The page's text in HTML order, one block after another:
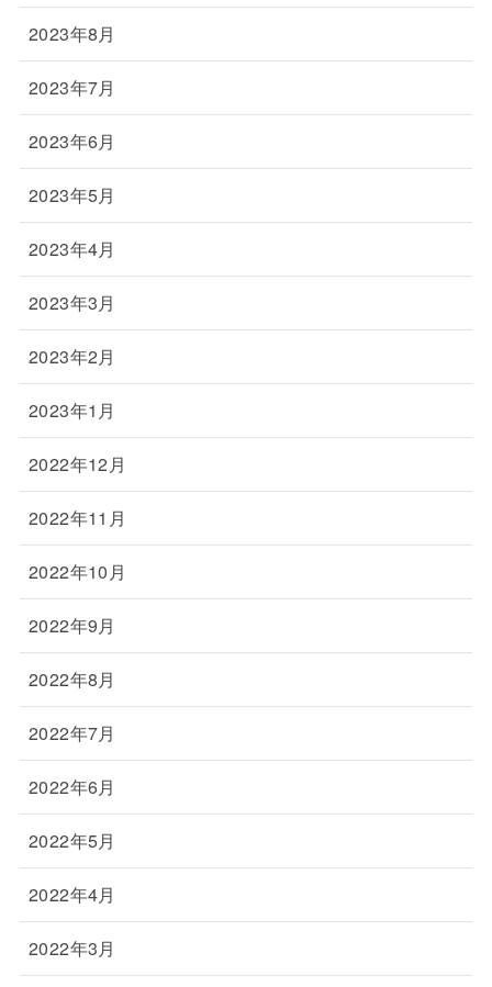
2023年8月
2023年7月
2023年6月
2023年5月
2023年4月
2023年3月
2023年2月
2023年1月
2022年12月
2022年11月
2022年10月
2022年9月
2022年8月
2022年7月
2022年6月
2022年5月
2022年4月
2022年3月